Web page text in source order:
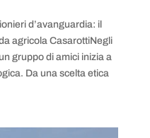
d’avanguardia: il
agricola CasarottiNegli
gruppo di amici inizia a
Da una scelta etica